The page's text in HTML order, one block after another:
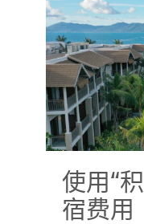
使用“
宿费用